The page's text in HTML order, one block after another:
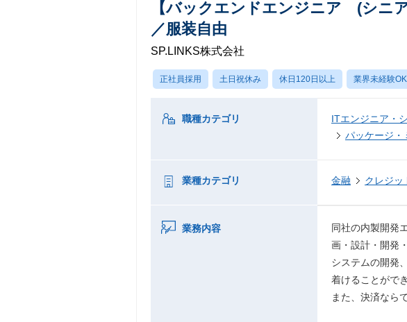
【バックエンドエンジニア (シニ
／服装自由
SP.LINKS株式会社
正社員採用 土日祝休み 休日120日以上 業界未経験OK
職種カテゴリ ITエンジニア・
パッケージ・
業種カテゴリ 金融 クレジッ
業務内容
同社の内製開発
画・設計・開発
システムの開発
着けることがで
また、決済なら